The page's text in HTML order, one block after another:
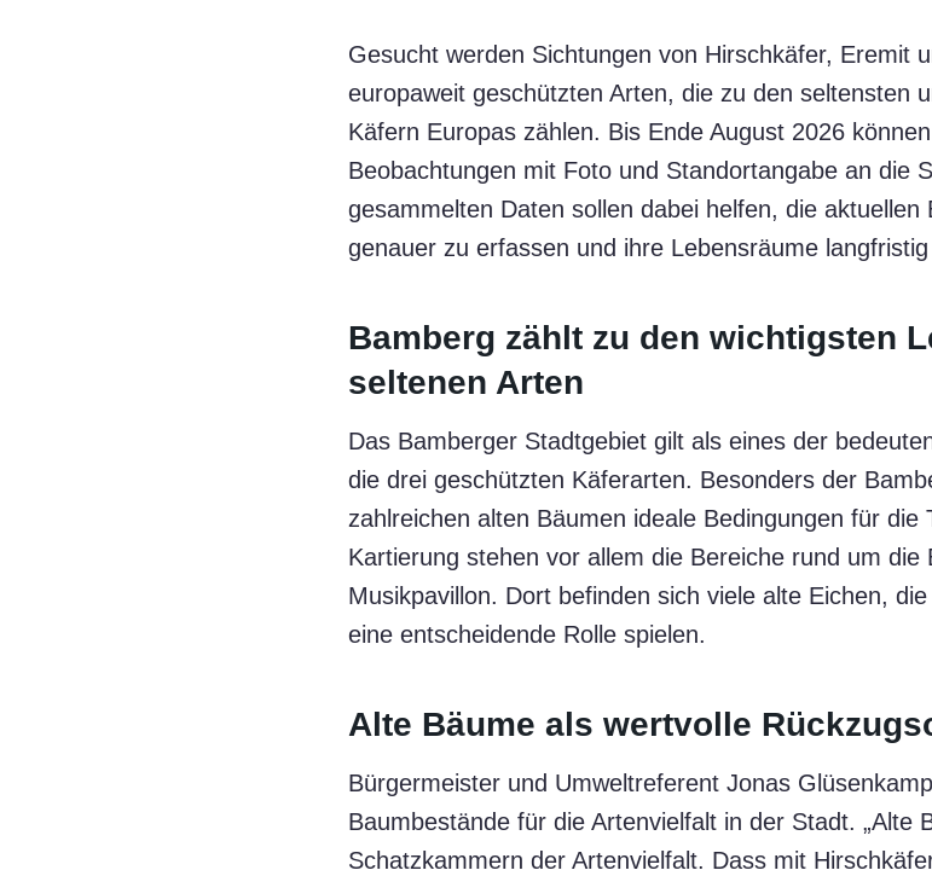
Gesucht werden Sichtungen von Hirschkäfer, Eremit
europaweit geschützten Arten, die zu den seltensten
Käfern Europas zählen. Bis Ende August 2026
Beobachtungen mit Foto und Standortangabe an die
gesammelten Daten sollen dabei helfen, die
genauer zu erfassen und ihre Lebensräume
Bamberg zählt zu den wichtigsten
seltenen Arten
Das Bamberger Stadtgebiet gilt als eines der
die drei geschützten Käferarten. Besonders der
zahlreichen alten Bäumen ideale Bedingungen für die
Kartierung stehen vor allem die Bereiche rund um die
Musikpavillon. Dort befinden sich viele alte Eichen,
eine entscheidende Rolle spielen.
Alte Bäume als wertvolle
Bürgermeister und Umweltreferent Jonas
Baumbestände für die Artenvielfalt in der Stadt. „Alte
Schatzkammern der Artenvielfalt. Dass mit